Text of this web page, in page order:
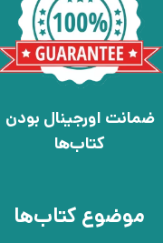
ضمانت اورجینال بودن
کتاب‌ها
موضوع کتاب‌ها